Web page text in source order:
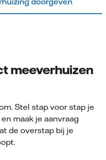
meeverhuizen
Stel stap voor stap je
maak je aanvraag
de overstap bij je